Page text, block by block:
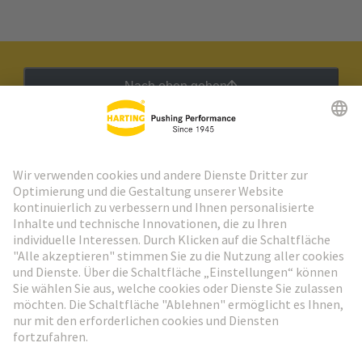
Nach oben gehen
Weiter zur Anmeldung
Social Media